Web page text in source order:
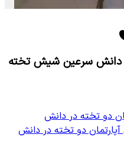
دانش سرعین شیش تخته
دو تخته در دانش
دو تخته در دانش